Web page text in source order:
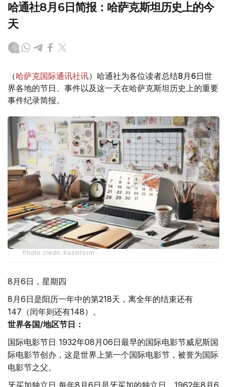
哈通社8月6日简报：哈萨克斯坦历史上的今
天
（哈萨克国际通讯社讯）哈通社为各位读者总结8月6日世
界各地的节日、事件以及这一天在哈萨克斯坦历史上的重要
事件纪录简报。
Photo credit: Kazinform
8月6日，星期四
8月6日是阳历一年中的第218天，离全年的结束还有
147（闰年则还有148）。
世界各国/地区节日：
国际电影节日 1932年08月06日最早的国际电影节威尼斯国
际电影节创办，这是世界上第一个国际电影节，被誉为国际
电影节之父。
牙买加独立日 每年8月6日是牙买加的独立日，1962年8月6